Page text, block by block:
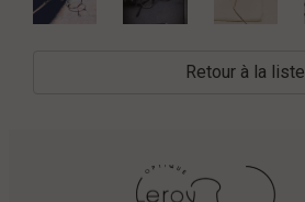
Retour à la liste